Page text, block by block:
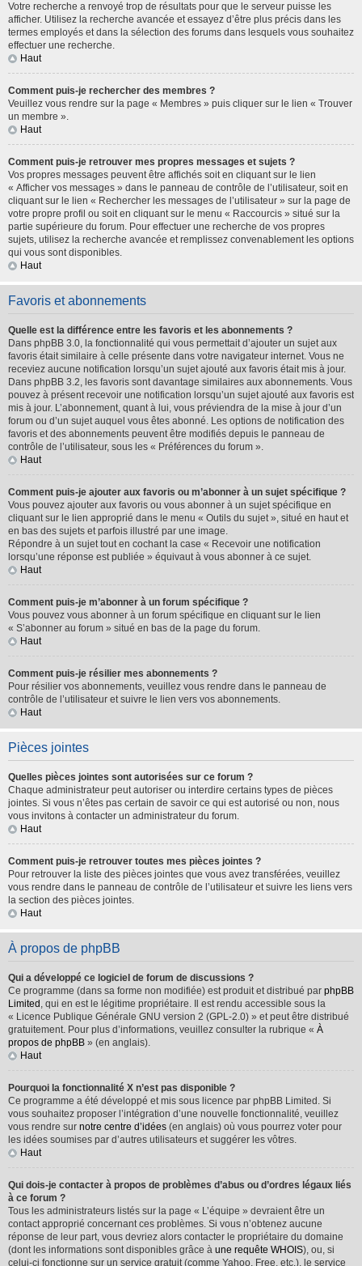
Votre recherche a renvoyé trop de résultats pour que le serveur puisse les
afficher. Utilisez la recherche avancée et essayez d’être plus précis dans les
termes employés et dans la sélection des forums dans lesquels vous souhaitez
effectuer une recherche.
Haut
Comment puis-je rechercher des membres ?
Veuillez vous rendre sur la page « Membres » puis cliquer sur le lien « Trouver
un membre ».
Haut
Comment puis-je retrouver mes propres messages et sujets ?
Vos propres messages peuvent être affichés soit en cliquant sur le lien
« Afficher vos messages » dans le panneau de contrôle de l’utilisateur, soit en
cliquant sur le lien « Rechercher les messages de l’utilisateur » sur la page de
votre propre profil ou soit en cliquant sur le menu « Raccourcis » situé sur la
partie supérieure du forum. Pour effectuer une recherche de vos propres
sujets, utilisez la recherche avancée et remplissez convenablement les options
qui vous sont disponibles.
Haut
Favoris et abonnements
Quelle est la différence entre les favoris et les abonnements ?
Dans phpBB 3.0, la fonctionnalité qui vous permettait d’ajouter un sujet aux
favoris était similaire à celle présente dans votre navigateur internet. Vous ne
receviez aucune notification lorsqu’un sujet ajouté aux favoris était mis à jour.
Dans phpBB 3.2, les favoris sont davantage similaires aux abonnements. Vous
pouvez à présent recevoir une notification lorsqu’un sujet ajouté aux favoris est
mis à jour. L’abonnement, quant à lui, vous préviendra de la mise à jour d’un
forum ou d’un sujet auquel vous êtes abonné. Les options de notification des
favoris et des abonnements peuvent être modifiés depuis le panneau de
contrôle de l’utilisateur, sous les « Préférences du forum ».
Haut
Comment puis-je ajouter aux favoris ou m’abonner à un sujet spécifique ?
Vous pouvez ajouter aux favoris ou vous abonner à un sujet spécifique en
cliquant sur le lien approprié dans le menu « Outils du sujet », situé en haut et
en bas des sujets et parfois illustré par une image.
Répondre à un sujet tout en cochant la case « Recevoir une notification
lorsqu’une réponse est publiée » équivaut à vous abonner à ce sujet.
Haut
Comment puis-je m’abonner à un forum spécifique ?
Vous pouvez vous abonner à un forum spécifique en cliquant sur le lien
« S’abonner au forum » situé en bas de la page du forum.
Haut
Comment puis-je résilier mes abonnements ?
Pour résilier vos abonnements, veuillez vous rendre dans le panneau de
contrôle de l’utilisateur et suivre le lien vers vos abonnements.
Haut
Pièces jointes
Quelles pièces jointes sont autorisées sur ce forum ?
Chaque administrateur peut autoriser ou interdire certains types de pièces
jointes. Si vous n’êtes pas certain de savoir ce qui est autorisé ou non, nous
vous invitons à contacter un administrateur du forum.
Haut
Comment puis-je retrouver toutes mes pièces jointes ?
Pour retrouver la liste des pièces jointes que vous avez transférées, veuillez
vous rendre dans le panneau de contrôle de l’utilisateur et suivre les liens vers
la section des pièces jointes.
Haut
À propos de phpBB
Qui a développé ce logiciel de forum de discussions ?
Ce programme (dans sa forme non modifiée) est produit et distribué par phpBB
Limited , qui en est le légitime propriétaire. Il est rendu accessible sous la
« Licence Publique Générale GNU version 2 (GPL-2.0) » et peut être distribué
gratuitement. Pour plus d’informations, veuillez consulter la rubrique « À
propos de phpBB » (en anglais).
Haut
Pourquoi la fonctionnalité X n’est pas disponible ?
Ce programme a été développé et mis sous licence par phpBB Limited. Si
vous souhaitez proposer l’intégration d’une nouvelle fonctionnalité, veuillez
vous rendre sur notre centre d’idées (en anglais) où vous pourrez voter pour
les idées soumises par d’autres utilisateurs et suggérer les vôtres.
Haut
Qui dois-je contacter à propos de problèmes d’abus ou d’ordres légaux liés
à ce forum ?
Tous les administrateurs listés sur la page « L’équipe » devraient être un
contact approprié concernant ces problèmes. Si vous n’obtenez aucune
réponse de leur part, vous devriez alors contacter le propriétaire du domaine
(dont les informations sont disponibles grâce à une requête WHOIS), ou, si
celui-ci fonctionne sur un service gratuit (comme Yahoo, Free, etc.), le service